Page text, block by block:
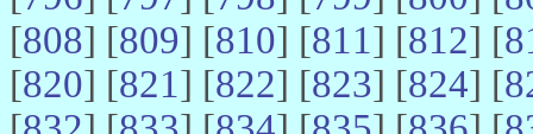
[808] [809] [810] [811] [812] [
[820] [821] [822] [823] [824] [